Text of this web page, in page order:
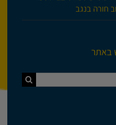
חורה בנגב
באתר